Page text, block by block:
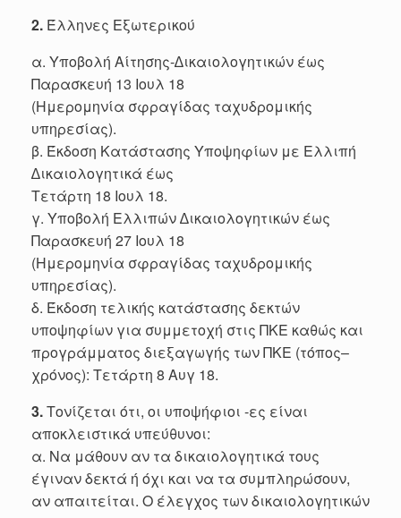
2. Έλληνες Εξωτερικού
α. Υποβολή Αίτησης-∆ικαιολογητικών έως
Παρασκευή 13 Ιουλ 18
(Ημερομηνία σφραγίδας ταχυδρομικής
υπηρεσίας).
β. Έκδοση Κατάστασης Υποψηφίων με Ελλιπή
∆ικαιολογητικά έως
Τετάρτη 18 Ιουλ 18.
γ. Υποβολή Ελλιπών ∆ικαιολογητικών έως
Παρασκευή 27 Ιουλ 18
(Ημερομηνία σφραγίδας ταχυδρομικής
υπηρεσίας).
δ. Έκδοση τελικής κατάστασης δεκτών
υποψηφίων για συμμετοχή στις ΠΚΕ καθώς και
προγράμματος διεξαγωγής των ΠΚΕ (τόπος–
χρόνος): Τετάρτη 8 Αυγ 18.
3.Τονίζεται ότι, οι υποψήφιοι -ες είναι
αποκλειστικά υπεύθυνοι:
α. Να μάθουν αν τα δικαιολογητικά τους
έγιναν δεκτά ή όχι και να τα συμπληρώσουν,
αν απαιτείται. Ο έλεγχος των δικαιολογητικών